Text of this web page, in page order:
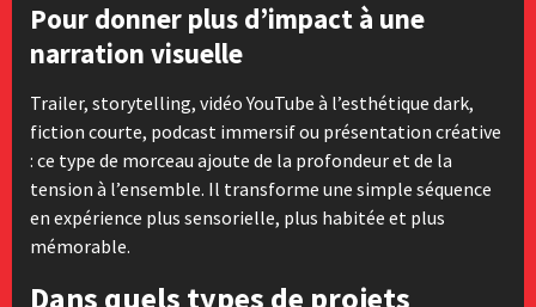
Pour donner plus d’impact à une
narration visuelle
Trailer, storytelling, vidéo YouTube à l’esthétique dark,
fiction courte, podcast immersif ou présentation créative
: ce type de morceau ajoute de la profondeur et de la
tension à l’ensemble. Il transforme une simple séquence
en expérience plus sensorielle, plus habitée et plus
mémorable.
Dans quels types de projets